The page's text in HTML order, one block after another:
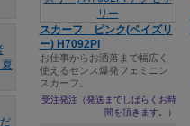
スカーフ ピンク(ペイズリ
ー) H7092PI
お仕事からお洒落まで幅広く
使えるセンス爆発フェミニン
スカーフ。
受注発注（発送までしばらくお時
間を頂きます。）